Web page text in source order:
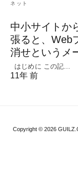
ネット
中小サイトか
張ると、Web
消せというメ
はじめに この記…
11年 前
Copyright © 2026